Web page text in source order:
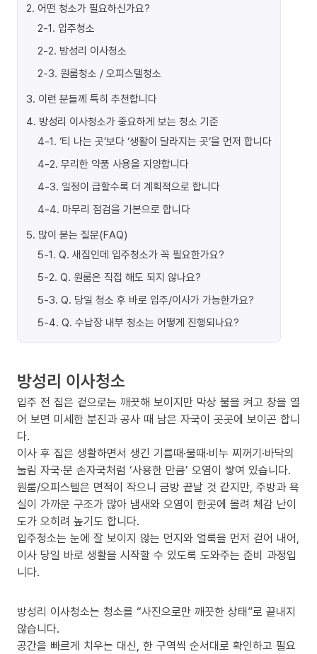
2. 어떤 청소가 필요하신가요?
2-1. 입주청소
2-2. 방성리 이사청소
2-3. 원룸청소 / 오피스텔청소
3. 이런 분들께 특히 추천합니다
4. 방성리 이사청소가 중요하게 보는 청소 기준
4-1. ‘티 나는 곳’보다 ‘생활이 달라지는 곳’을 먼저 합니다
4-2. 무리한 약품 사용을 지양합니다
4-3. 일정이 급할수록 더 계획적으로 합니다
4-4. 마무리 점검을 기본으로 합니다
5. 많이 묻는 질문(FAQ)
5-1. Q. 새집인데 입주청소가 꼭 필요한가요?
5-2. Q. 원룸은 직접 해도 되지 않나요?
5-3. Q. 당일 청소 후 바로 입주/이사가 가능한가요?
5-4. Q. 수납장 내부 청소는 어떻게 진행되나요?
방성리 이사청소
입주 전 집은 겉으로는 깨끗해 보이지만 막상 불을 켜고 창을 열
어 보면 미세한 분진과 공사 때 남은 자국이 곳곳에 보이곤 합니
다.
이사 후 집은 생활하면서 생긴 기름때·물때·비누 찌꺼기·바닥의
눌림 자국·문 손자국처럼 ‘사용한 만큼’ 오염이 쌓여 있습니다.
원룸/오피스텔은 면적이 작으니 금방 끝날 것 같지만, 주방과 욕
실이 가까운 구조가 많아 냄새와 오염이 한곳에 몰려 체감 난이
도가 오히려 높기도 합니다.
입주청소는 눈에 잘 보이지 않는 먼지와 얼룩을 먼저 걷어 내어,
이사 당일 바로 생활을 시작할 수 있도록 도와주는 준비 과정입
니다.
방성리 이사청소는 청소를 “사진으로만 깨끗한 상태”로 끝내지
않습니다.
공간을 빠르게 치우는 대신, 한 구역씩 순서대로 확인하고 필요